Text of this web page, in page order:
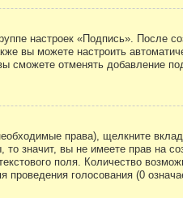
настроек «Подпись». После
вы можете настроить
отменять добавление
права), щелкните
значит, вы не имеете прав на
поля. Количество
голосования (0